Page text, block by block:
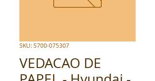
SKU: S700-075307
VEDACAO DE